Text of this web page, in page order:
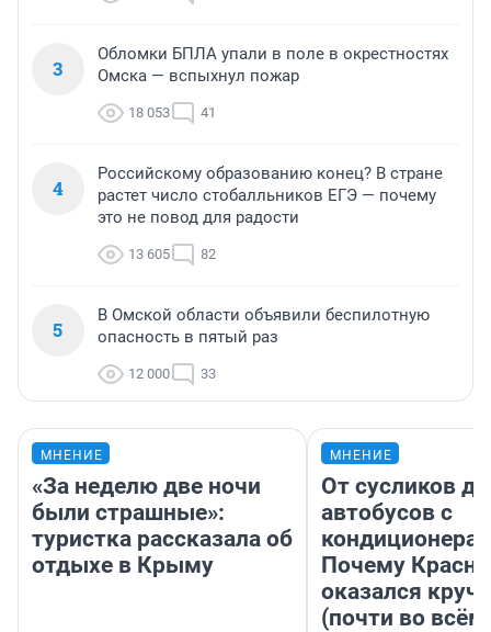
3
Обломки БПЛА упали в поле в окрестностях
Омска — вспыхнул пожар
18 053 41
4
Российскому образованию конец? В стране
растет число стобалльников ЕГЭ — почему
это не повод для радости
13 605 82
5
В Омской области объявили беспилотную
опасность в пятый раз
12 000 33
МНЕНИЕ
«За неделю две ночи
были страшные»:
туристка рассказала об
отдыхе в Крыму
МНЕНИЕ
От сусликов до
автобусов с
Почему
оказался
(почти во